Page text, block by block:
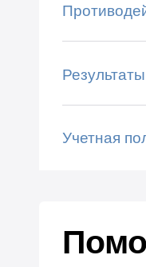
Учетная